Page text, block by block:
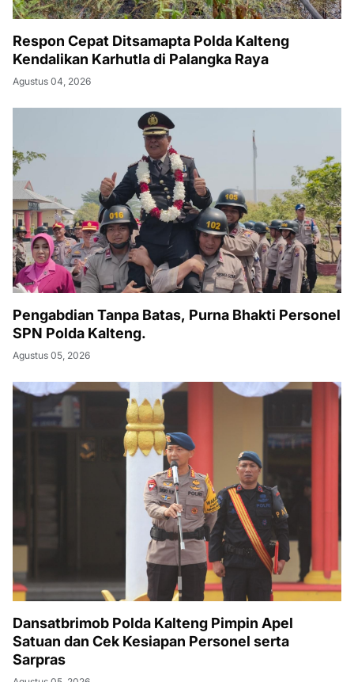
Respon Cepat Ditsamapta Polda Kalteng
Kendalikan Karhutla di Palangka Raya
Agustus 04, 2026
Pengabdian Tanpa Batas, Purna Bhakti Personel
SPN Polda Kalteng.
Agustus 05, 2026
Dansatbrimob Polda Kalteng Pimpin Apel
Satuan dan Cek Kesiapan Personel serta
Sarpras